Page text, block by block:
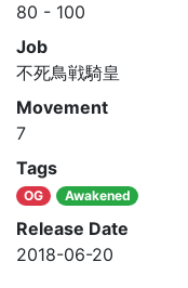
80 - 100
Job
不死鳥戦騎皇
Movement
7
Tags
OG Awakened
Release Date
2018-06-20